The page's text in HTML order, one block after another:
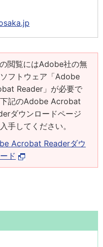
閲覧にはAdobe社の無
フトウェア「Adobe
Reader」が必要で
記のAdobe Acrobat
ダウンロードページ
手してください。
Acrobat Readerダウ
ド